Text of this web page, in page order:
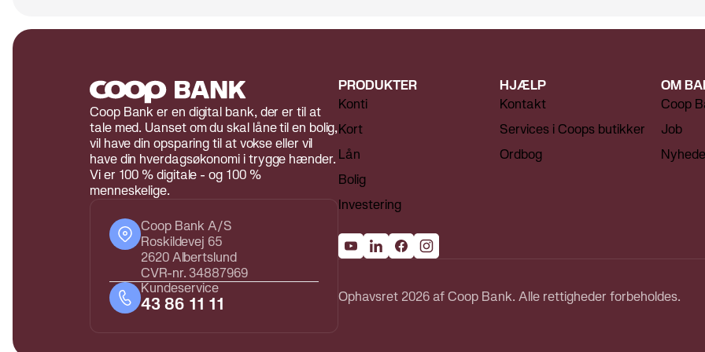
Coop Bank er en digital bank, der er til at
tale med. Uanset om du skal låne til en bolig,
vil have din opsparing til at vokse eller vil
have din hverdagsøkonomi i trygge hænder.
Vi er 100 % digitale - og 100 %
menneskelige.
Coop Bank A/S
Roskildevej 65
2620 Albertslund
CVR-nr. 34887969
Kundeservice
43 86 11 11
PRODUKTER
Konti
Kort
Lån
Bolig
Investering
HJÆLP
Kontakt
Services i Coops butikker
Ordbog
OM
Coop
Job
Ophavsret 2026 af Coop Bank. Alle rettigheder forbeholdes.